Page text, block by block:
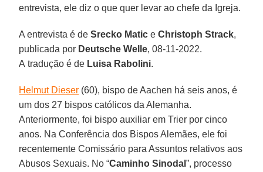
entrevista, ele diz o que quer levar ao chefe da Igreja.
A entrevista é deSrecko Matic eChristoph Strack,
publicada por Deutsche Welle, 08-11-2022.
A tradução é de Luisa Rabolini.
Helmut Dieser (60), bispo de Aachen há seis anos, é
um dos 27 bispos católicos da Alemanha.
Anteriormente, foi bispo auxiliar em Trier por cinco
anos. Na Conferência dos Bispos Alemães, ele foi
recentemente Comissário para Assuntos relativos aos
Abusos Sexuais. No “Caminho Sinodal”, processo